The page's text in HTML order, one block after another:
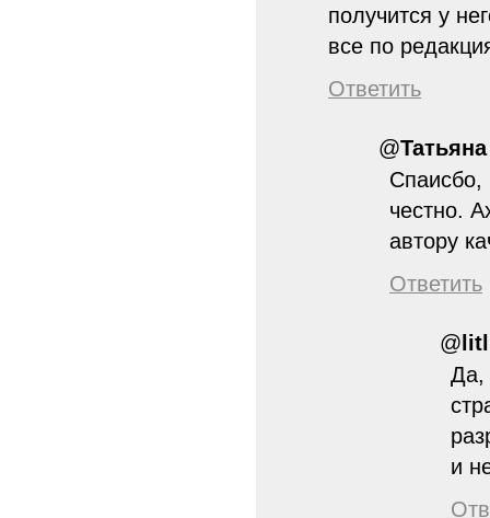
получится у
все по
Ответить
@Татьяна
Спаисбо,
честно.
автору
Ответить
@
Да,
и